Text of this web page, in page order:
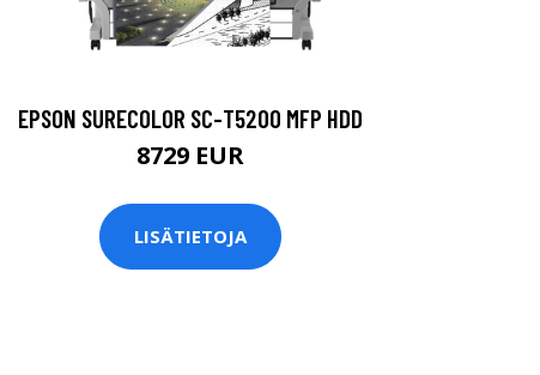
EPSON SURECOLOR SC-T5200 MFP HDD
8729 EUR
LISÄTIETOJA